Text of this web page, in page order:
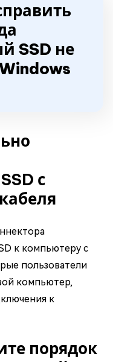
SSD не
с
к компьютеру с
пользователи
компьютер,
к
порядок